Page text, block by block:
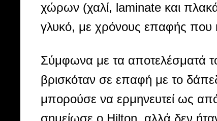
χώρων (χαλί, laminate και
γλυκό, με χρόνους επαφής που
Σύμφωνα με τα αποτελέσματά
βρισκόταν σε επαφή με το
μπορούσε να ερμηνευτεί ως
σημείωσε ο Hilton, αλλά δεν